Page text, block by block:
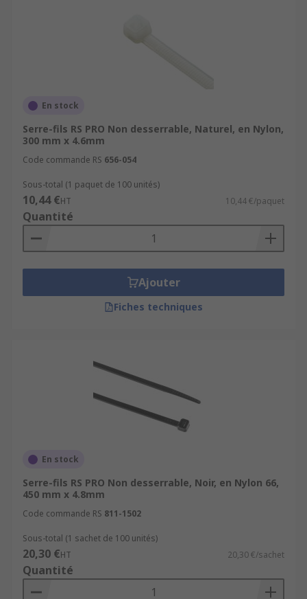
En stock
Serre-fils RS PRO Non desserrable, Naturel, en Nylon,
300 mm x 4.6mm
Code commande RS 656-054
Sous-total (1 paquet de 100 unités)
10,44 €HT 10,44 €/paquet
Quantité
Ajouter
Fiches techniques
En stock
Serre-fils RS PRO Non desserrable, Noir, en Nylon 66,
450 mm x 4.8mm
Code commande RS 811-1502
Sous-total (1 sachet de 100 unités)
20,30 €HT 20,30 €/sachet
Quantité